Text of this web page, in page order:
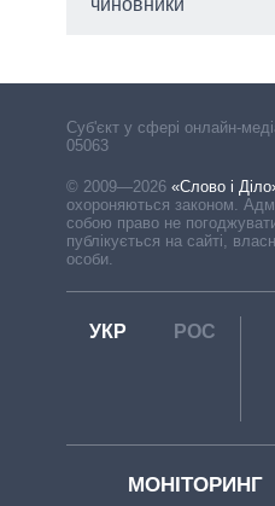
чиновники
Cуб'єкт у сфері онлайн-
05063
© 2009—2026 «Слово і
охороняються законом.
собою право не
публікується на сайті,
особи.
УКР РОС
МОНІТОРИНГ